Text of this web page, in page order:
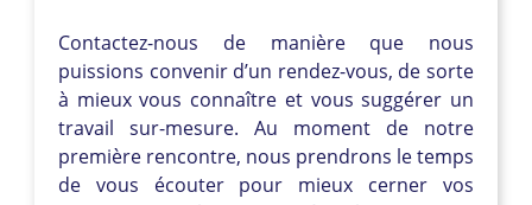
Contactez-nous de manière que nous
puissions convenir d’un rendez-vous, de sorte
à mieux vous connaître et vous suggérer un
travail sur-mesure. Au moment de notre
première rencontre, nous prendrons le temps
de vous écouter pour mieux cerner vos